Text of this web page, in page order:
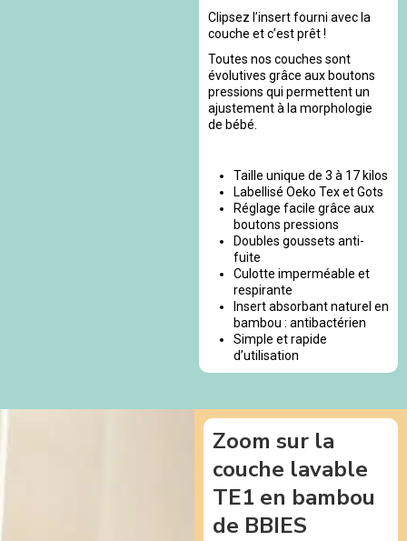
Clipsez l’insert fourni avec la
couche et c’est prêt !
Toutes nos couches sont
évolutives grâce aux boutons
pressions qui permettent un
ajustement à la morphologie
de bébé.
Taille unique de 3 à 17 kilos
Labellisé Oeko Tex et Gots
Réglage facile grâce aux
boutons pressions
Doubles goussets anti-
fuite
Culotte imperméable et
respirante
Insert absorbant naturel en
bambou : antibactérien
Simple et rapide
d’utilisation
Zoom sur la
couche lavable
TE1 en bambou
de BBIES